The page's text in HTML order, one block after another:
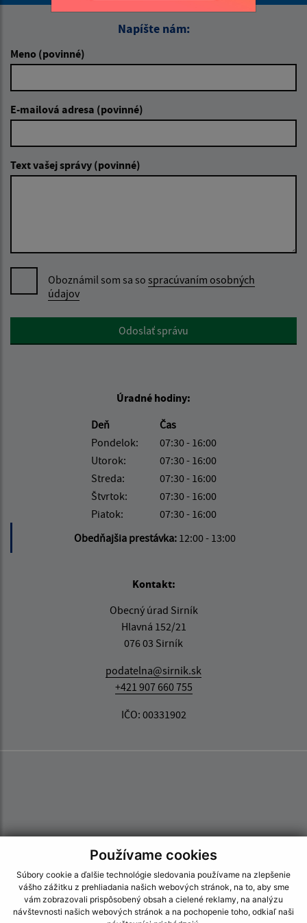
Používame cookies
Súbory cookie a ďalšie technológie sledovania používame na zlepšenie
vášho zážitku z prehliadania našich webových stránok, na to, aby sme
vám zobrazovali prispôsobený obsah a cielené reklamy, na analýzu
návštevnosti našich webových stránok a na pochopenie toho, odkiaľ naši
Napíšte nám:
Meno (povinné)
E-mailová adresa (povinné)
Text vašej správy (povinné)
Oboznámil som sa so spracúvaním osobných
údajov
Google reCaptcha ResponseOdoslať správu
Úradné hodiny:
Deň
Čas
Pondelok:
07:30 - 16:00
Utorok:
07:30 - 16:00
Streda:
07:30 - 16:00
Štvrtok:
07:30 - 16:00
Piatok:
07:30 - 16:00
Obedňajšia prestávka: 12:00 - 13:00
Kontakt:
Obecný úrad Sirník
Hlavná 152/21
076 03 Sirník
podatelna@sirnik.sk
+421 907 660 755
IČO: 00331902